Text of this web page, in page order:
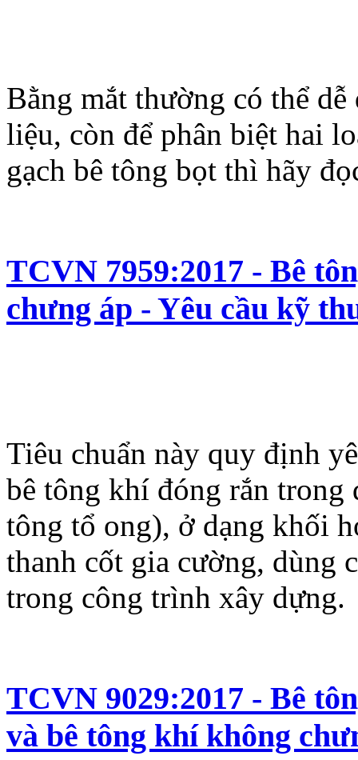
Bằng mắt thường có thể
liệu, còn để phân biệt hai
gạch bê tông bọt thì hãy
TCVN 7959:2017 - Bê
chưng áp - Yêu cầu kỹ
Tiêu chuẩn này quy định
bê tông khí đóng rắn trong
tông tổ ong), ở dạng khối
thanh cốt gia cường, dùng
trong công trình xây dựng.
TCVN 9029:2017 - Bê
và bê tông khí không